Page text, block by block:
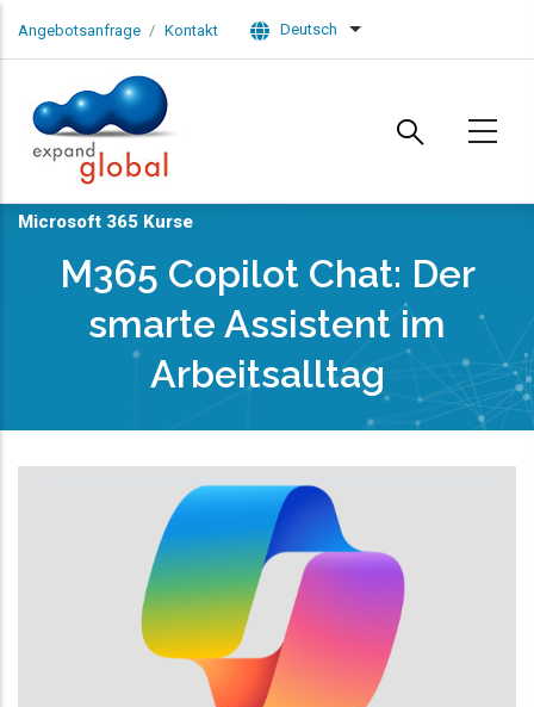
Angebotsanfrage Kontakt Deutsch List additional actions
Microsoft 365 Kurse
M365 Copilot Chat: Der
smarte Assistent im
Arbeitsalltag